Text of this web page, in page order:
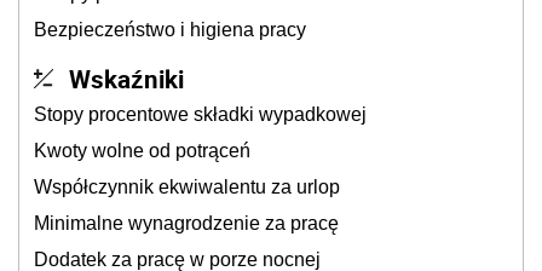
Bezpieczeństwo i higiena pracy
Wskaźniki
Stopy procentowe składki wypadkowej
Kwoty wolne od potrąceń
Współczynnik ekwiwalentu za urlop
Minimalne wynagrodzenie za pracę
Dodatek za pracę w porze nocnej